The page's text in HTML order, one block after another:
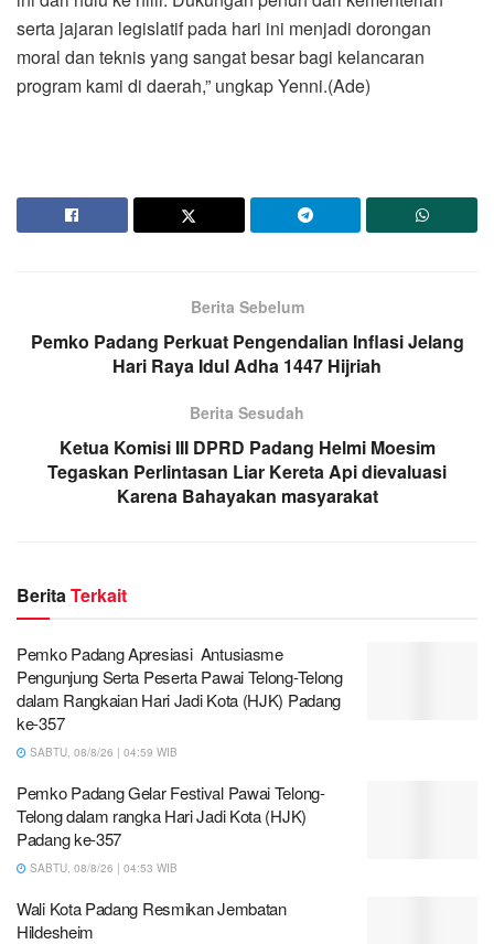
serta jajaran legislatif pada hari ini menjadi dorongan
moral dan teknis yang sangat besar bagi kelancaran
program kami di daerah,” ungkap Yenni.(Ade)
Berita Sebelum
Pemko Padang Perkuat Pengendalian Inflasi Jelang
Hari Raya Idul Adha 1447 Hijriah
Berita Sesudah
Ketua Komisi III DPRD Padang Helmi Moesim
Tegaskan Perlintasan Liar Kereta Api dievaluasi
Karena Bahayakan masyarakat
BeritaTerkait
Pemko Padang Apresiasi Antusiasme
Pengunjung Serta Peserta Pawai Telong-Telong
dalam Rangkaian Hari Jadi Kota (HJK) Padang
ke-357
SABTU, 08/8/26 | 04:59 WIB
Pemko Padang Gelar Festival Pawai Telong-
Telong dalam rangka Hari Jadi Kota (HJK)
Padang ke-357
SABTU, 08/8/26 | 04:53 WIB
Wali Kota Padang Resmikan Jembatan
Hildesheim